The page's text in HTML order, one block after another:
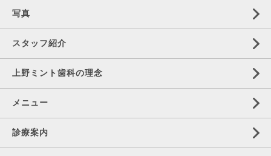
写真
スタッフ紹介
上野ミント歯科の理念
メニュー
診療案内